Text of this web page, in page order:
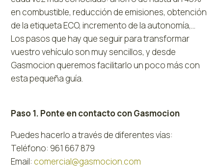
en combustible, reducción de emisiones, obtención
de la etiqueta ECO, incremento de la autonomía,…
Los pasos que hay que seguir para transformar
vuestro vehículo son muy sencillos, y desde
Gasmocion queremos facilitarlo un poco más con
esta pequeña guía.
Paso 1. Ponte en contacto con Gasmocion
Puedes hacerlo a través de diferentes vías:
Teléfono: 961 667 879
Email: comercial@gasmocion.com